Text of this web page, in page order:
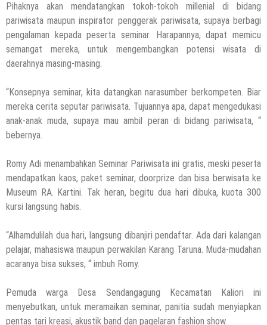
Pihaknya akan mendatangkan tokoh-tokoh millenial di bidang
pariwisata maupun inspirator penggerak pariwisata, supaya berbagi
pengalaman kepada peserta seminar. Harapannya, dapat memicu
semangat mereka, untuk mengembangkan potensi wisata di
daerahnya masing-masing.
“Konsepnya seminar, kita datangkan narasumber berkompeten. Biar
mereka cerita seputar pariwisata. Tujuannya apa, dapat mengedukasi
anak-anak muda, supaya mau ambil peran di bidang pariwisata, “
bebernya.
Romy Adi menambahkan Seminar Pariwisata ini gratis, meski peserta
mendapatkan kaos, paket seminar, doorprize dan bisa berwisata ke
Museum RA. Kartini. Tak heran, begitu dua hari dibuka, kuota 300
kursi langsung habis.
“Alhamdulilah dua hari, langsung dibanjiri pendaftar. Ada dari kalangan
pelajar, mahasiswa maupun perwakilan Karang Taruna. Muda-mudahan
acaranya bisa sukses, “ imbuh Romy.
Pemuda warga Desa Sendangagung Kecamatan Kaliori ini
menyebutkan, untuk meramaikan seminar, panitia sudah menyiapkan
pentas tari kreasi, akustik band dan pagelaran fashion show.